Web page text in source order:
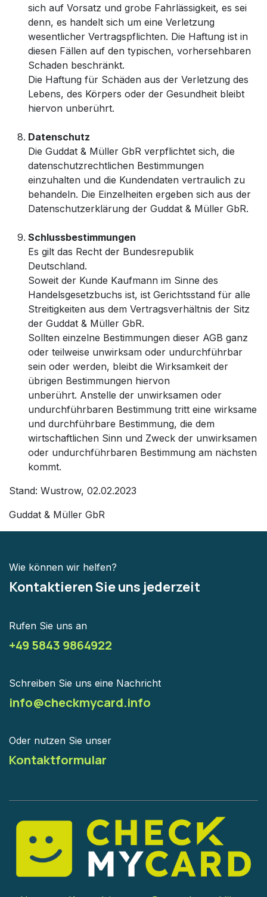
sich auf Vorsatz und grobe Fahrlässigkeit, es sei
denn, es handelt sich um eine Verletzung
wesentlicher Vertragspflichten. Die Haftung ist in
diesen Fällen auf den typischen, vorhersehbaren
Schaden beschränkt.
Die Haftung für Schäden aus der Verletzung des
Lebens, des Körpers oder der Gesundheit bleibt
hiervon unberührt.
Datenschutz
Die Guddat & Müller GbR verpflichtet sich, die
datenschutzrechtlichen Bestimmungen
einzuhalten und die Kundendaten vertraulich zu
behandeln. Die Einzelheiten ergeben sich aus der
Datenschutzerklärung der Guddat & Müller GbR.
Schlussbestimmungen
Es gilt das Recht der Bundesrepublik
Deutschland.
Soweit der Kunde Kaufmann im Sinne des
Handelsgesetzbuchs ist, ist Gerichtsstand für alle
Streitigkeiten aus dem Vertragsverhältnis der Sitz
der Guddat & Müller GbR.
Sollten einzelne Bestimmungen dieser AGB ganz
oder teilweise unwirksam oder undurchführbar
sein oder werden, bleibt die Wirksamkeit der
übrigen Bestimmungen hiervon
unberührt. Anstelle der unwirksamen oder
undurchführbaren Bestimmung tritt eine wirksame
und durchführbare Bestimmung, die dem
wirtschaftlichen Sinn und Zweck der unwirksamen
oder undurchführbaren Bestimmung am nächsten
kommt.
Stand: Wustrow, 02.02.2023
Guddat & Müller GbR
Wie können wir helfen?
Kontaktieren Sie uns jederzeit
Rufen Sie uns an
+49 5843 9864922
Schreiben Sie uns eine Nachricht
info@checkmycard.info
Oder nutzen Sie unser
Kontaktformular